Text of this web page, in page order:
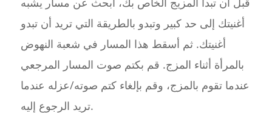
أغنيتك إلى حد كبير وتبدو بالطريقة التي تريد أن تبدو
أغنيتك. ثم أسقط هذا المسار في شعبة النهوض
بالمرأة أثناء المزج. قم بكتم صوت المسار المرجعي
عندما تقوم بالمزج، وقم بإلغاء كتم صوته/عزله عندما
تريد الرجوع إليه.